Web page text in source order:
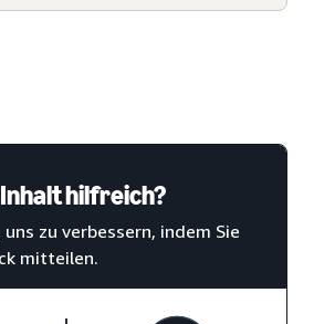
hilfreich?
zu verbessern, indem Sie
mitteilen.